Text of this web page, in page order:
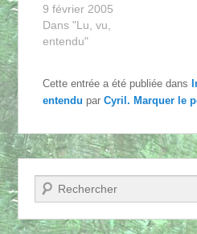
9 février 2005
Dans "Lu, vu,
entendu"
Cette entrée a été publiée dans
entendu parCyril. Marquer le
Recherche